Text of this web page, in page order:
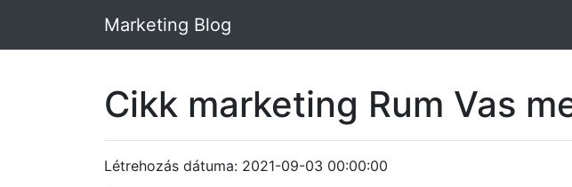
Marketing Blog
Cikk marketing Rum Vas
Létrehozás dátuma: 2021-09-03 00:00:00